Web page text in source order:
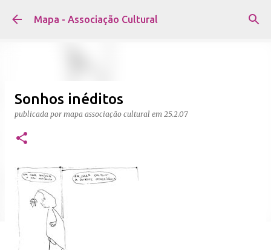
Avançar para o conteúdo principal
Mapa - Associação Cultural
Sonhos inéditos
publicada por mapa associação cultural em 25.2.07